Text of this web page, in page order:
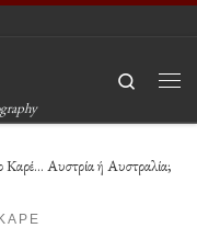
Search
Καρέ… Αυστρία ή Αυστραλία;